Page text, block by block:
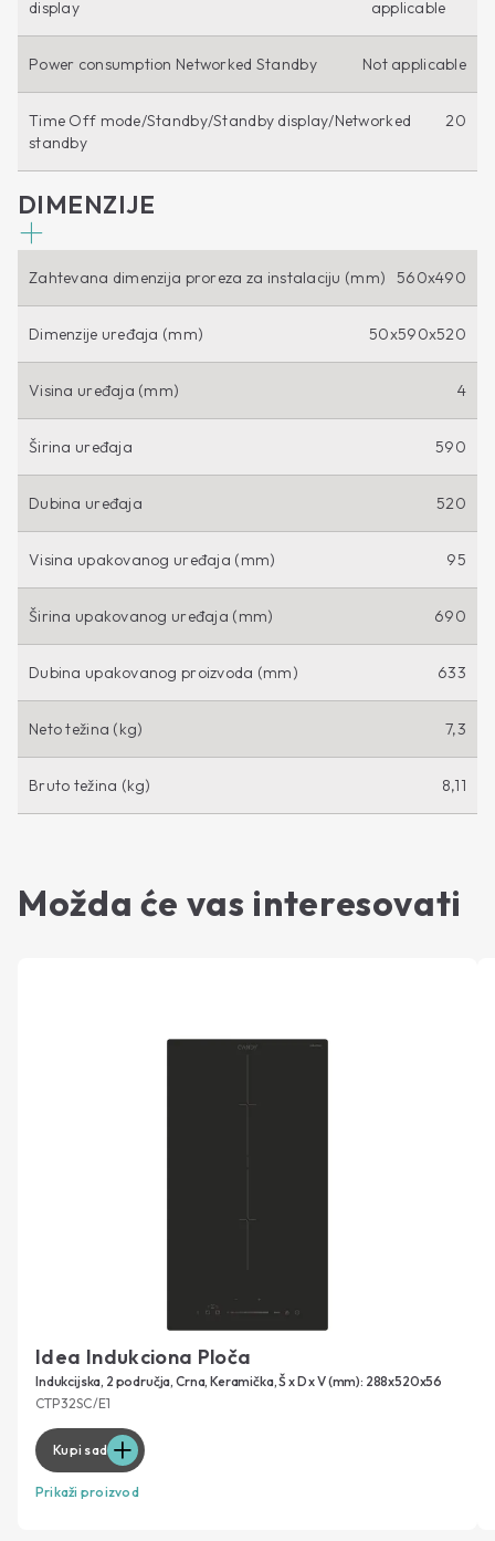
display applicable
Power consumption Networked Standby Not applicable
Time Off mode/Standby/Standby display/Networked
standby
20
DIMENZIJE
Zahtevana dimenzija proreza za instalaciju (mm) 560x490
Dimenzije uređaja (mm) 50x590x520
Visina uređaja (mm) 4
Širina uređaja 590
Dubina uređaja 520
Visina upakovanog uređaja (mm) 95
Širina upakovanog uređaja (mm) 690
Dubina upakovanog proizvoda (mm) 633
Neto težina (kg) 7,3
Bruto težina (kg) 8,11
Možda će vas interesovati
Idea Indukciona Ploča
Indukcijska, 2 područja, Crna, Keramička, Š x D x V (mm): 288x520x56
CTP32SC/E1
Kupi sad
Prikaži proizvod